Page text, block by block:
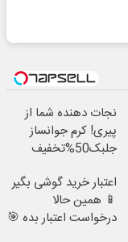
نجات دهنده شما از
پیری! کرم جوانساز
جلبک50%تخفیف
اعتبار خرید گوشی بگیر
📱 همین حالا
درخواست اعتبار بده 🎯